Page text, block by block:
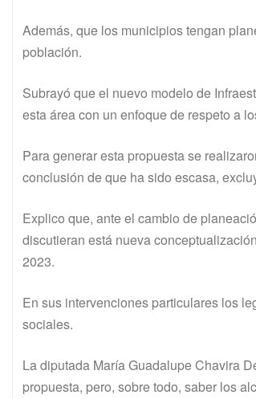
Además, que los municipios tengan
población.
Subrayó que el nuevo modelo de
esta área con un enfoque de respeto a
Para generar esta propuesta se
conclusión de que ha sido escasa,
Explico que, ante el cambio de
discutieran está nueva
2023.
En sus intervenciones particulares los
sociales.
La diputada María Guadalupe Chavira
propuesta, pero, sobre todo, saber los